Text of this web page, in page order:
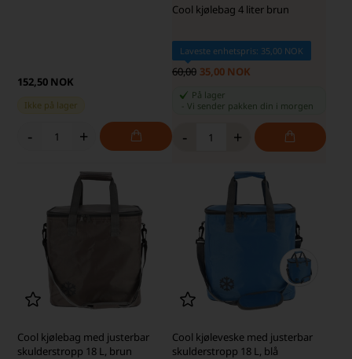
152,50 NOK
Ikke på lager
- +
Cool kjølebag 4 liter brun
Laveste enhetspris: 35,00 NOK
60,00 35,00 NOK
På lager
Vi sender pakken din i morgen
- +
Cool kjølebag med justerbar
skulderstropp 18 L, brun
Cool kjøleveske med justerbar
skulderstropp 18 L, blå